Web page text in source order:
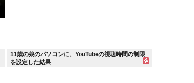
11歳の娘のパソコンに、YouTubeの視聴時間の制限
を設定した結果